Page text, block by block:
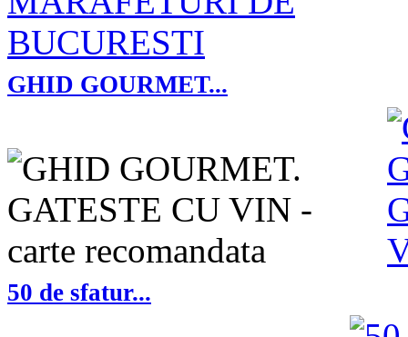
GHID GOURMET...
50 de sfatur...